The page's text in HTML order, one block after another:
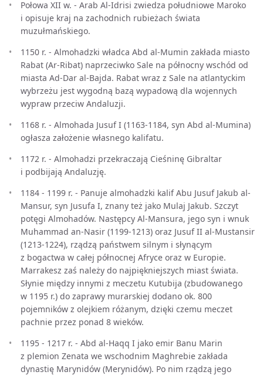
Połowa XII w. - Arab Al-Idrisi zwiedza południowe Maroko
i opisuje kraj na zachodnich rubieżach świata
muzułmańskiego.
1150 r. - Almohadzki władca Abd al-Mumin zakłada miasto
Rabat (Ar-Ribat) naprzeciwko Sale na północny wschód od
miasta Ad-Dar al-Bajda. Rabat wraz z Sale na atlantyckim
wybrzeżu jest wygodną bazą wypadową dla wojennych
wypraw przeciw Andaluzji.
1168 r. - Almohada Jusuf I (1163-1184, syn Abd al-Mumina)
ogłasza założenie własnego kalifatu.
1172 r. - Almohadzi przekraczają Cieśninę Gibraltar
i podbijają Andaluzję.
1184 - 1199 r. - Panuje almohadzki kalif Abu Jusuf Jakub al-
Mansur, syn Jusufa I, znany też jako Mulaj Jakub. Szczyt
potęgi Almohadów. Następcy Al-Mansura, jego syn i wnuk
Muhammad an-Nasir (1199-1213) oraz Jusuf II al-Mustansir
(1213-1224), rządzą państwem silnym i słynącym
z bogactwa w całej północnej Afryce oraz w Europie.
Marrakesz zaś należy do najpiękniejszych miast świata.
Słynie między innymi z meczetu Kutubija (zbudowanego
w 1195 r.) do zaprawy murarskiej dodano ok. 800
pojemników z olejkiem różanym, dzięki czemu meczet
pachnie przez ponad 8 wieków.
1195 - 1217 r. - Abd al-Haqq I jako emir Banu Marin
z plemion Zenata we wschodnim Maghrebie zakłada
dynastię Marynidów (Merynidów). Po nim rządzą jego